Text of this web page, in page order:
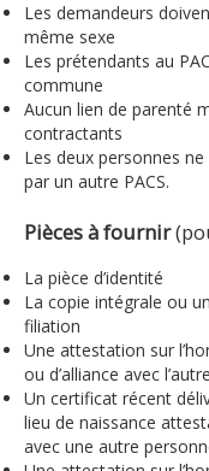
Les demandeurs
même sexe
Les prétendants au
commune
Aucun lien de parenté
contractants
Les deux personnes
par un autre PACS.
Pièces à fournir
La pièce d’identité
La copie intégrale ou
filiation
Une attestation sur
ou d’alliance avec
Un certificat récent
lieu de naissance
avec une autre